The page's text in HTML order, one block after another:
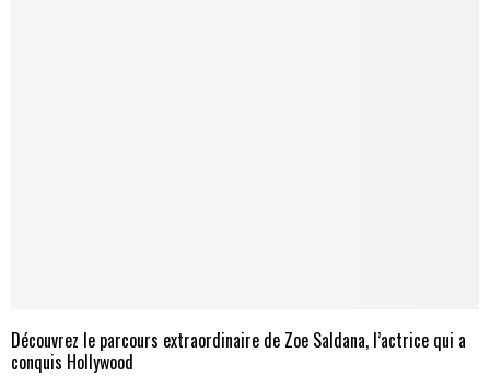
Découvrez le parcours extraordinaire de Zoe Saldana, l’actrice qui a
conquis Hollywood